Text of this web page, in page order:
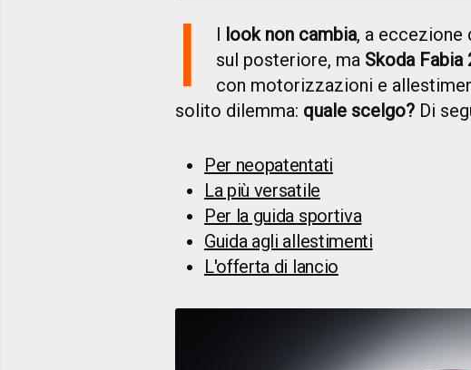
I l look non cambia, a eccezione
sul posteriore, ma Skoda Fabia
con motorizzazioni e
solito dilemma: quale scelgo? Di
Per neopatentati
La più versatile
Per la guida sportiva
Guida agli allestimenti
L'offerta di lancio